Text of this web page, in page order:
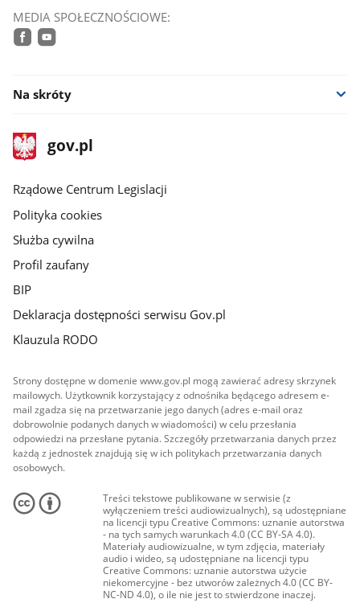
MEDIA SPOŁECZNOŚCIOWE:
Na skróty
stopka
gov.plStrona
gov.pl
Rządowe Centrum Legislacji
Polityka cookies
Służba cywilna
Profil zaufany
BIP
Deklaracja dostępności serwisu Gov.pl
Klauzula RODO
Strony dostępne w domenie www.gov.pl mogą zawierać adresy skrzynek
mailowych. Użytkownik korzystający z odnośnika będącego adresem e-
mail zgadza się na przetwarzanie jego danych (adres e-mail oraz
dobrowolnie podanych danych w wiadomości) w celu przesłania
odpowiedzi na przesłane pytania. Szczegóły przetwarzania danych przez
każdą z jednostek znajdują się w ich politykach przetwarzania danych
osobowych.
Treści tekstowe publikowane w serwisie (z
wyłączeniem treści audiowizualnych), są udostępniane
na licencji typu Creative Commons: uznanie autorstwa
- na tych samych warunkach 4.0 (CC BY-SA 4.0).
Materiały audiowizualne, w tym zdjęcia, materiały
audio i wideo, są udostępniane na licencji typu
Creative Commons: uznanie autorstwa użycie
niekomercyjne - bez utworów zależnych 4.0 (CC BY-
NC-ND 4.0), o ile nie jest to stwierdzone inaczej.